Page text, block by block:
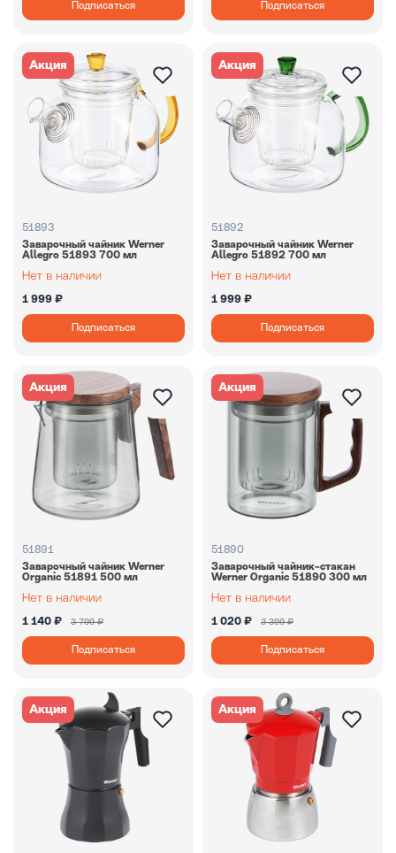
Подписаться Подписаться
Акция
51893
Заварочный чайник Werner
Allegro 51893 700 мл
1 999 ₽
Подписаться
Акция
51892
Заварочный чайник Werner
Allegro 51892 700 мл
1 999 ₽
Подписаться
Акция
51891
Заварочный чайник Werner
Organic 51891 500 мл
1 140 ₽ 3 799 ₽
Подписаться
Акция
51890
Заварочный чайник-стакан
Werner Organic 51890 300 мл
1 020 ₽ 3 399 ₽
Подписаться
Акция Акция